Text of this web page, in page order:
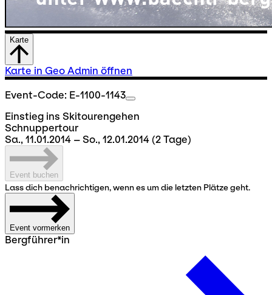
Karte
Karte in Geo Admin öffnen
Event-Code: E-1100-1143
Einstieg ins Skitourengehen
Schnuppertour
Sa., 11.01.2014 – So., 12.01.2014 (2 Tage)
Event buchen
Lass dich benachrichtigen, wenn es um die letzten Plätze geht.
Event vormerken
Bergführer*in